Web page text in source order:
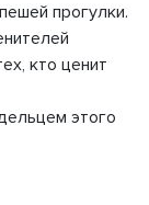
прогулки.
кто ценит
этого